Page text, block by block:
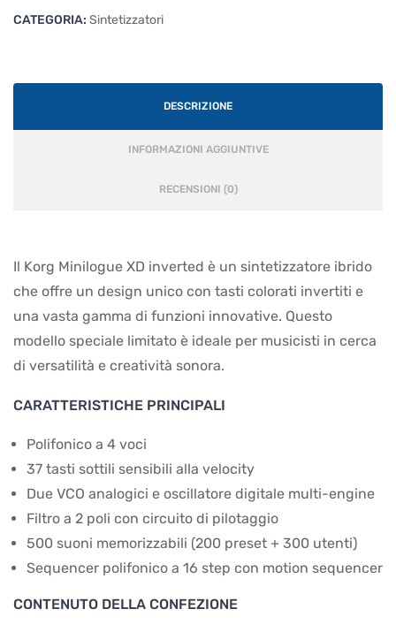
CATEGORIA: Sintetizzatori
DESCRIZIONE
INFORMAZIONI AGGIUNTIVE
RECENSIONI (0)
Il Korg Minilogue XD inverted è un sintetizzatore ibrido
che offre un design unico con tasti colorati invertiti e
una vasta gamma di funzioni innovative. Questo
modello speciale limitato è ideale per musicisti in cerca
di versatilità e creatività sonora.
CARATTERISTICHE PRINCIPALI
Polifonico a 4 voci
37 tasti sottili sensibili alla velocity
Due VCO analogici e oscillatore digitale multi-engine
Filtro a 2 poli con circuito di pilotaggio
500 suoni memorizzabili (200 preset + 300 utenti)
Sequencer polifonico a 16 step con motion sequencer
CONTENUTO DELLA CONFEZIONE